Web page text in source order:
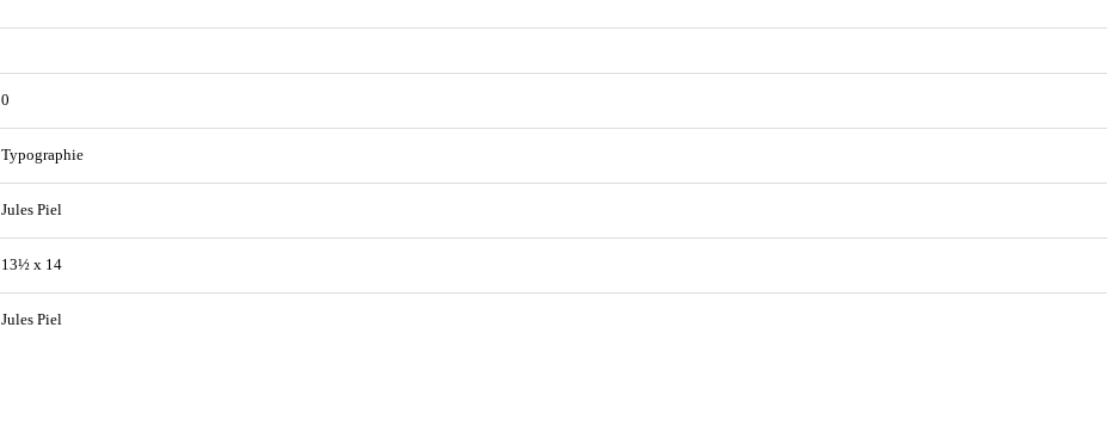
0
Typographie
Jules Piel
13½ x 14
Jules Piel